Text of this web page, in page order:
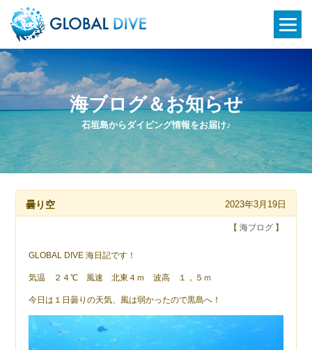
石垣島からダイビング情報をお届け♪
海ブログ＆お知らせ
曇り空 2023年3月19日
【 海ブログ】
GLOBAL DIVE 海日記です！
気温 ２４℃ 風速 北東４ｍ 波高 １，５ｍ
今日は１日曇りの天気、風は弱かったので黒島へ！